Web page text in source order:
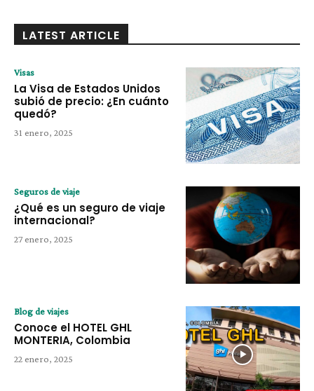
LATEST ARTICLE
Visas
La Visa de Estados Unidos
subió de precio: ¿En cuánto
quedó?
31 enero, 2025
Seguros de viaje
¿Qué es un seguro de viaje
internacional?
27 enero, 2025
Blog de viajes
Conoce el HOTEL GHL
MONTERIA, Colombia
22 enero, 2025